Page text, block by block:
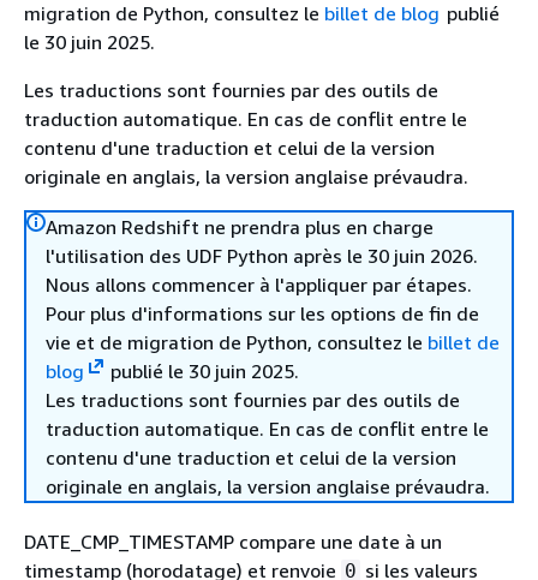
migration de Python, consultez le billet de blog publié
le 30 juin 2025.
Les traductions sont fournies par des outils de
traduction automatique. En cas de conflit entre le
contenu d'une traduction et celui de la version
originale en anglais, la version anglaise prévaudra.
Amazon Redshift ne prendra plus en charge
l'utilisation des UDF Python après le 30 juin 2026.
Nous allons commencer à l'appliquer par étapes.
Pour plus d'informations sur les options de fin de
vie et de migration de Python, consultez le billet de
blog
publié le 30 juin 2025.
Les traductions sont fournies par des outils de
traduction automatique. En cas de conflit entre le
contenu d'une traduction et celui de la version
originale en anglais, la version anglaise prévaudra.
DATE_CMP_TIMESTAMP compare une date à un
timestamp (horodatage) et renvoie 0 si les valeurs